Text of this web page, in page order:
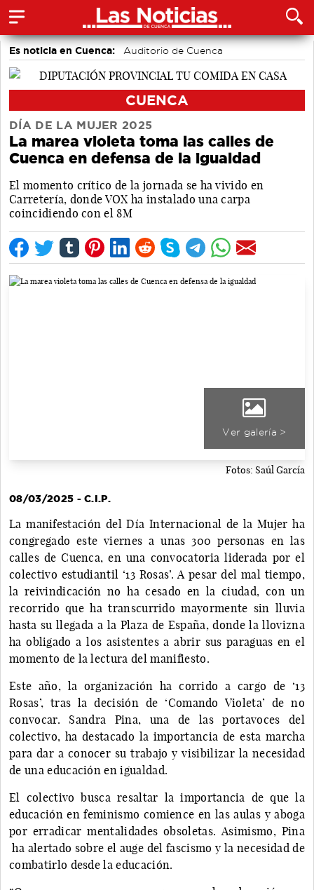
Es noticia en Cuenca: Auditorio de Cuenca
CUENCA
DÍA DE LA MUJER 2025
La marea violeta toma las calles de
Cuenca en defensa de la igualdad
El momento crítico de la jornada se ha vivido en
Carretería, donde VOX ha instalado una carpa
coincidiendo con el 8M
Ver galería >
Fotos: Saúl García
08/03/2025 - C.I.P.
La manifestación del Día Internacional de la Mujer ha
congregado este viernes a unas 300 personas en las
calles de Cuenca, en una convocatoria liderada por el
colectivo estudiantil ‘13 Rosas’. A pesar del mal tiempo,
la reivindicación no ha cesado en la ciudad, con un
recorrido que ha transcurrido mayormente sin lluvia
hasta su llegada a la Plaza de España, donde la llovizna
ha obligado a los asistentes a abrir sus paraguas en el
momento de la lectura del manifiesto.
Este año, la organización ha corrido a cargo de ‘13
Rosas’, tras la decisión de ‘Comando Violeta’ de no
convocar. Sandra Pina, una de las portavoces del
colectivo, ha destacado la importancia de esta marcha
para dar a conocer su trabajo y visibilizar la necesidad
de una educación en igualdad.
El colectivo busca resaltar la importancia de que la
educación en feminismo comience en las aulas y aboga
por erradicar mentalidades obsoletas. Asimismo, Pina
ha alertado sobre el auge del fascismo y la necesidad de
combatirlo desde la educación.​